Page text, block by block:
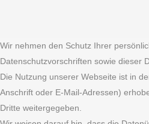
Wir nehmen den Schutz Ihrer
Datenschutzvorschriften sowie dieser
Die Nutzung unserer Webseite ist in
Anschrift oder E-Mail-Adressen)
Dritte weitergegeben.